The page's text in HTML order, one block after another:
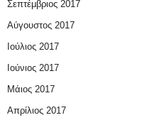
Σεπτέμβριος 2017
Αύγουστος 2017
Ιούλιος 2017
Ιούνιος 2017
Μάιος 2017
Απρίλιος 2017